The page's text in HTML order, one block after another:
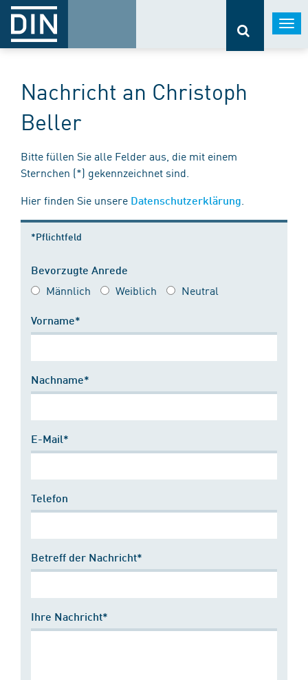
Nachricht an Christoph
Beller
Bitte füllen Sie alle Felder aus, die mit einem
Sternchen (*) gekennzeichnet sind.
Hier finden Sie unsere Datenschutzerklärung
*Pflichtfeld
Bevorzugte Anrede
Männlich Weiblich Neutral
Vorname*
Nachname*
E-Mail*
Telefon
Betreff der Nachricht*
Ihre Nachricht*